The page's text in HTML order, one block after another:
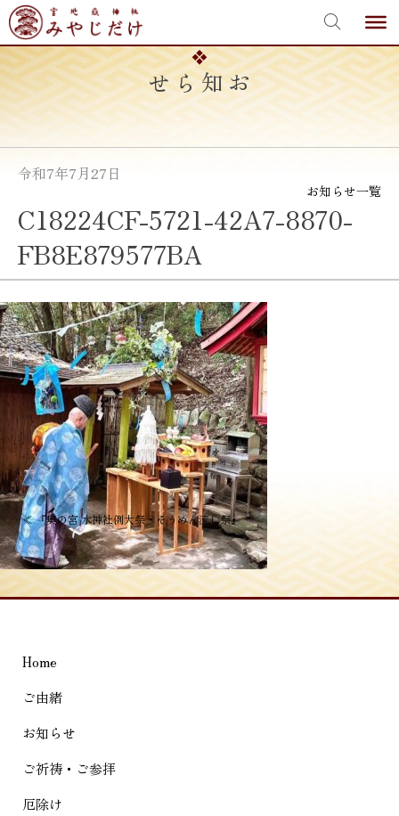
Skip
to
content
お知らせ
令和7年7月27日
お知らせ一覧
C18224CF-5721-42A7-8870-
FB8E879577BA
投
稿
ナ
ビ
ー
シ
ョ
ン
≪『奥の宮 水神社例大祭・そうめん流し祭』
Home
ご由緒
お知らせ
ご祈祷・ご参拝
厄除け